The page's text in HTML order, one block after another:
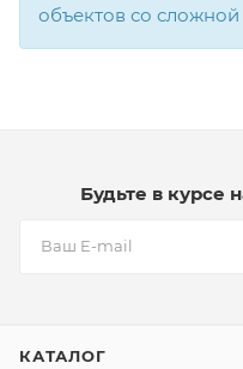
объектов со
Будьте в курсе
КАТАЛОГ